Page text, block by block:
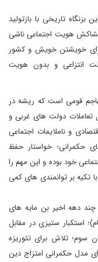
تاریخی با بازتولید
کشاکش هویت اجتماعی ناشی
برای خویشتن خویش و کشور
انتزاعی و بدون هویت
قومی است که ریشه در
تعاملات دولت های غربی و
و ناملایمات اجتماعی
های حکمرانی؛ خواستار حفظ
خود بوده و این مهم را
تکیه بر توانمندی های کمی
دهه اخیر بن مایه های
استکبار ستیزی در مقابل
سوم؛ تلاش برای تئوریزه
مدل حکمرانی امتزاج دین